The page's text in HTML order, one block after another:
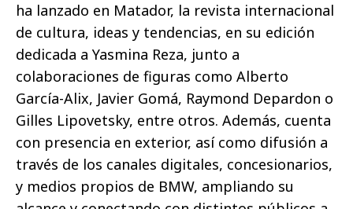
ha lanzado en Matador, la revista internacional
de cultura, ideas y tendencias, en su edición
dedicada a Yasmina Reza, junto a
colaboraciones de figuras como Alberto
García-Alix, Javier Gomá, Raymond Depardon o
Gilles Lipovetsky, entre otros. Además, cuenta
con presencia en exterior, así como difusión a
través de los canales digitales, concesionarios,
y medios propios de BMW, ampliando su